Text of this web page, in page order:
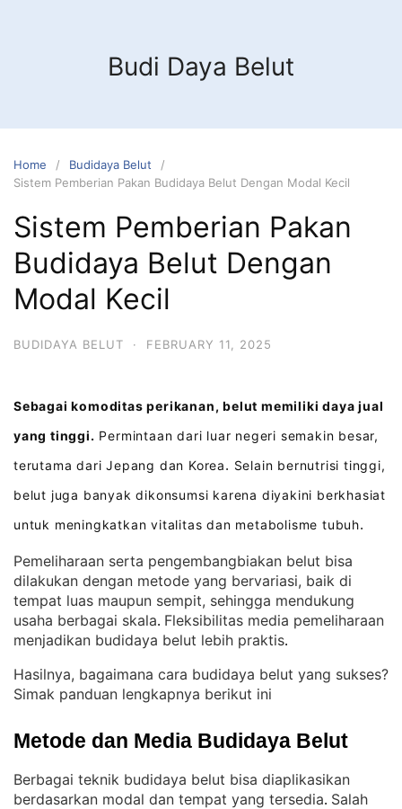
Budi Daya Belut
Home
Budidaya Belut
Sistem Pemberian Pakan Budidaya Belut Dengan Modal Kecil
Sistem Pemberian Pakan
Budidaya Belut Dengan
Modal Kecil
BUDIDAYA BELUT · FEBRUARY 11, 2025
Sebagai komoditas perikanan, belut memiliki daya jual
yang tinggi. Permintaan dari luar negeri semakin besar,
terutama dari Jepang dan Korea. Selain bernutrisi tinggi,
belut juga banyak dikonsumsi karena diyakini berkhasiat
untuk meningkatkan vitalitas dan metabolisme tubuh.
Pemeliharaan serta pengembangbiakan belut bisa
dilakukan dengan metode yang bervariasi, baik di
tempat luas maupun sempit, sehingga mendukung
usaha berbagai skala. Fleksibilitas media pemeliharaan
menjadikan budidaya belut lebih praktis.
Hasilnya, bagaimana cara budidaya belut yang sukses?
Simak panduan lengkapnya berikut ini
Metode dan Media Budidaya Belut
Berbagai teknik budidaya belut bisa diaplikasikan
berdasarkan modal dan tempat yang tersedia. Salah